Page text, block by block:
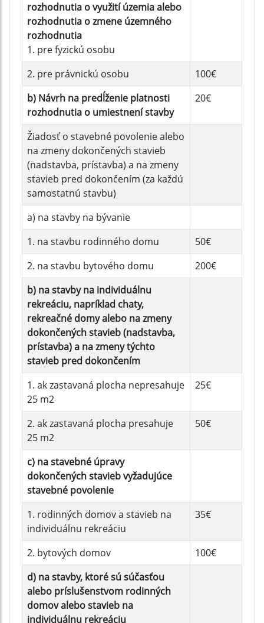
rozhodnutia o využití územia alebo
rozhodnutia o zmene územného
rozhodnutia
1. pre fyzickú osobu
2. pre právnickú osobu
100€
b) Návrh na predĺženie platnosti
rozhodnutia o umiestnení stavby
20€
Žiadosť o stavebné povolenie alebo
na zmeny dokončených stavieb
(nadstavba, prístavba) a na zmeny
stavieb pred dokončením (za každú
samostatnú stavbu)
a) na stavby na bývanie
1. na stavbu rodinného domu
50€
2. na stavbu bytového domu
200€
b) na stavby na individuálnu
rekreáciu, napríklad chaty,
rekreačné domy alebo na zmeny
dokončených stavieb (nadstavba,
prístavba) a na zmeny týchto
stavieb pred dokončením
1. ak zastavaná plocha nepresahuje
25 m2
25€
2. ak zastavaná plocha presahuje
25 m2
50€
c) na stavebné úpravy
dokončených stavieb vyžadujúce
stavebné povolenie
1. rodinných domov a stavieb na
individuálnu rekreáciu
35€
2. bytových domov
100€
d) na stavby, ktoré sú súčasťou
alebo príslušenstvom rodinných
domov alebo stavieb na
individuálnu rekreáciu